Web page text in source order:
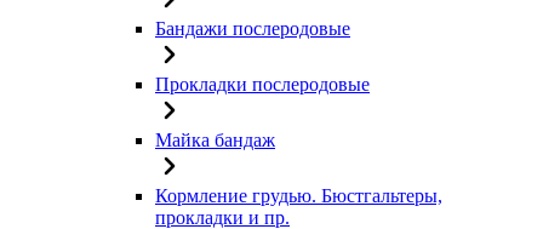
Бандажи послеродовые
Прокладки послеродовые
Майка бандаж
Кормление грудью. Бюстгальтеры,
прокладки и пр.